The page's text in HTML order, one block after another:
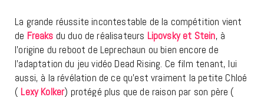
La grande réussite incontestable de la compétition vient
de Freaks du duo de réalisateurs Lipovsky et Stein, à
l’origine du reboot de Leprechaun ou bien encore de
l’adaptation du jeu vidéo Dead Rising. Ce film tenant, lui
aussi, à la révélation de ce qu’est vraiment la petite Chloé
( Lexy Kolker) protégé plus que de raison par son père (